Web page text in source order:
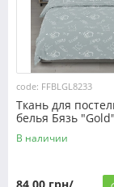
code: FFBLGL8233
Ткань для
белья Бязь
GL8233
В наличии